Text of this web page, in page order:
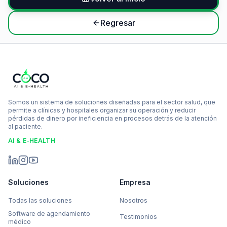
Regresar
Somos un sistema de soluciones diseñadas para el sector salud, que
permite a clínicas y hospitales organizar su operación y reducir
pérdidas de dinero por ineficiencia en procesos detrás de la atención
al paciente.
AI & E-HEALTH
Soluciones
Todas las soluciones
Software de agendamiento
médico
Empresa
Nosotros
Testimonios